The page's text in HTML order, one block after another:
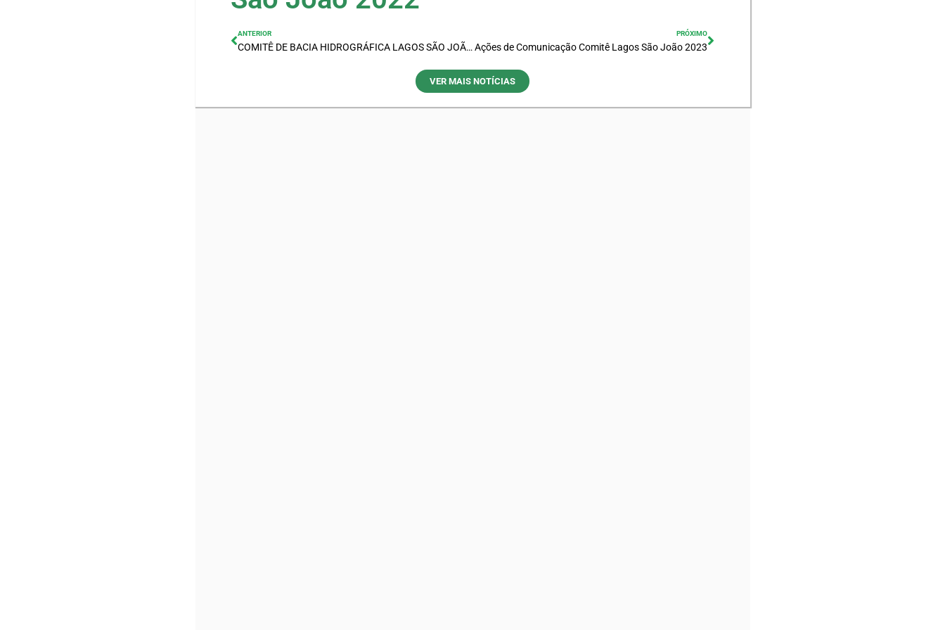
ANTERIOR
COMITÊ DE BACIA HIDROGRÁFICA LAGOS SÃO JOÃO SOCIEDADE CIVIL
PRÓXIMO
Ações de Comunicação Comitê Lagos São João 2023
VER MAIS NOTÍCIAS